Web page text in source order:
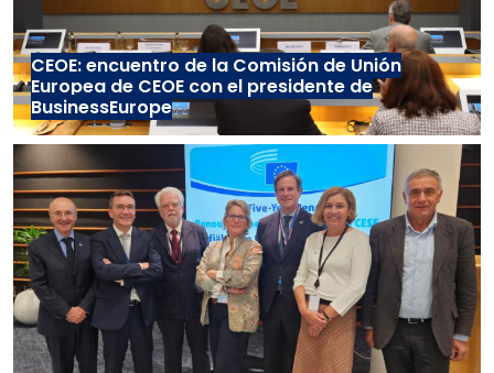
CEOE: encuentro de la Comisión de Unión
Europea de CEOE con el presidente de
BusinessEurope